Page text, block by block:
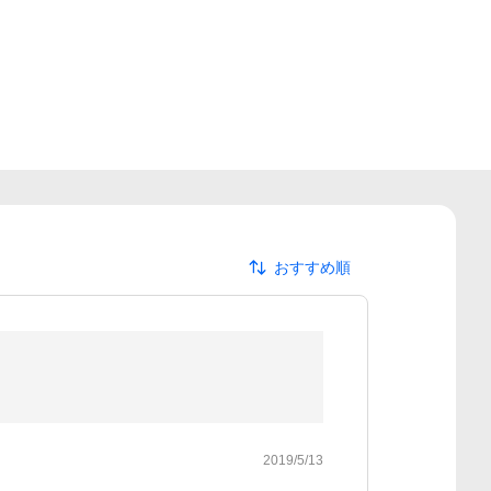
おすすめ順
2019/5/13